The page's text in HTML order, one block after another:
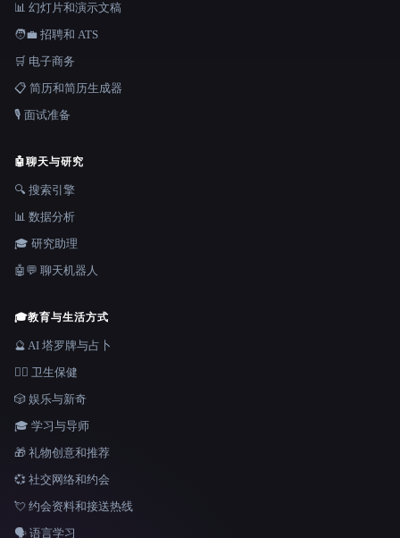
📊 幻灯片和演示文稿
🧑‍💼 招聘和 ATS
🛒 电子商务
📋 简历和简历生成器
🎙️ 面试准备
🤖聊天与研究
🔍 搜索引擎
📊 数据分析
🎓 研究助理
🤖💬 聊天机器人
🎓教育与生活方式
🔮 AI 塔罗牌与占卜
👩‍⚕️ 卫生保健
🎲 娱乐与新奇
🎓 学习与导师
🎁 礼物创意和推荐
💞 社交网络和约会
💘 约会资料和接送热线
🗣️ 语言学习